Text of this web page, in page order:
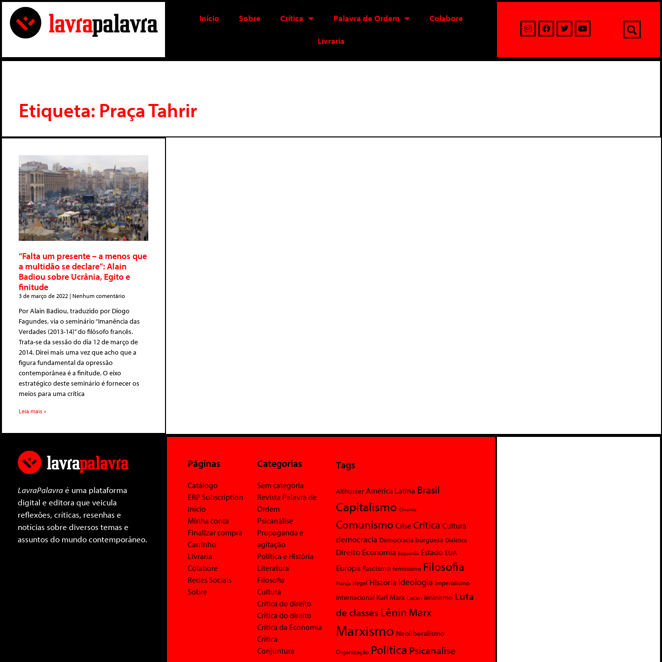
Início Sobre Crítica Palavra de Ordem Colabore
Livraria
Etiqueta: Praça Tahrir
“Falta um presente – a menos que
a multidão se declare”: Alain
Badiou sobre Ucrânia, Egito e
finitude
3 de março de 2022 Nenhum comentário
Por Alain Badiou, traduzido por Diogo
Fagundes, via o seminário “Imanência das
Verdades (2013-14)” do filósofo francês.
Trata-se da sessão do dia 12 de março de
2014. Direi mais uma vez que acho que a
figura fundamental da opressão
contemporânea é a finitude. O eixo
estratégico deste seminário é fornecer os
meios para uma crítica
Leia mais »
LavraPalavraé uma plataforma
digital e editora que veicula
reflexões, críticas, resenhas e
notícias sobre diversos temas e
assuntos do mundo contemporâneo.
Páginas
Catálogo
ERP Subscription
Início
Minha conta
Finalizar compra
Carrinho
Livraria
Colabore
Redes Sociais
Sobre
Categorias
Sem categoria
Revista Palavra de
Ordem
Psicanálise
Propaganda e
agitação
Política e História
Literatura
Filosofia
Cultura
Crítica do direito
Crítica do direito
Crítica da Economia
Crítica
Conjuntura
Tags
Althusser América Latina Brasil
Capitalismo Cinema
Comunismo Crise Crítica Cultura
democracia Democracia burguesa Dialética
Direito Economia Esquerda Estado EUA
Europa Fascismo feminismo Filosofia
França Hegel História Ideologia Imperialismo
Internacional Karl Marx Lacan leninismo Luta
de classesLênin Marx
Marxismo Neoliberalismo
Organização Política Psicanalise